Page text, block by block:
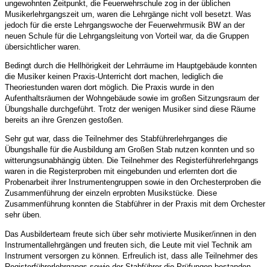
ungewohnten Zeitpunkt, die Feuerwehrschule zog in der üblichen
Musikerlehrgangszeit um, waren die Lehrgänge nicht voll besetzt. Was
jedoch für die erste Lehrgangswoche der Feuerwehrmusik BW an der
neuen Schule für die Lehrgangsleitung von Vorteil war, da die Gruppen
übersichtlicher waren.
Bedingt durch die Hellhörigkeit der Lehrräume im Hauptgebäude konnten
die Musiker keinen Praxis-Unterricht dort machen, lediglich die
Theoriestunden waren dort möglich. Die Praxis wurde in den
Aufenthaltsräumen der Wohngebäude sowie im großen Sitzungsraum der
Übungshalle durchgeführt. Trotz der wenigen Musiker sind diese Räume
bereits an ihre Grenzen gestoßen.
Sehr gut war, dass die Teilnehmer des Stabführerlehrganges die
Übungshalle für die Ausbildung am Großen Stab nutzen konnten und so
witterungsunabhängig übten. Die Teilnehmer des Registerführerlehrgangs
waren in die Registerproben mit eingebunden und erlernten dort die
Probenarbeit ihrer Instrumentengruppen sowie in den Orchesterproben die
Zusammenführung der einzeln erprobten Musikstücke. Diese
Zusammenführung konnten die Stabführer in der Praxis mit dem Orchester
sehr üben.
Das Ausbilderteam freute sich über sehr motivierte Musiker/innen in den
Instrumentallehrgängen und freuten sich, die Leute mit viel Technik am
Instrument versorgen zu können. Erfreulich ist, dass alle Teilnehmer des